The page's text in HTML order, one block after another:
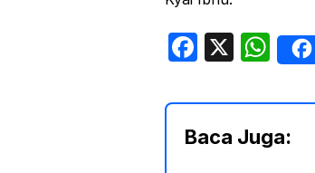
F
c
e
X
W
h
at
s
Baca Juga: